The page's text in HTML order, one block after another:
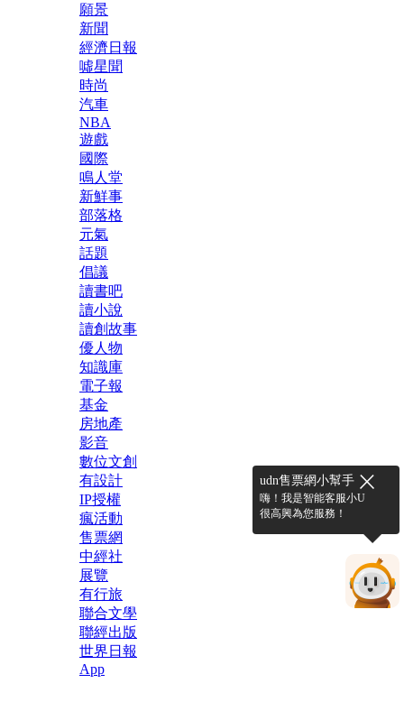
願景
新聞
經濟日報
噓星聞
時尚
汽車
NBA
遊戲
國際
鳴人堂
新鮮事
部落格
元氣
話題
倡議
讀書吧
讀小說
讀創故事
優人物
知識庫
電子報
基金
房地產
影音
數位文創
有設計
IP授權
瘋活動
售票網
中經社
展覽
有行旅
聯合文學
聯經出版
世界日報
App
udn售票網小幫手
嗨！我是智能客服小U
很高興為您服務！